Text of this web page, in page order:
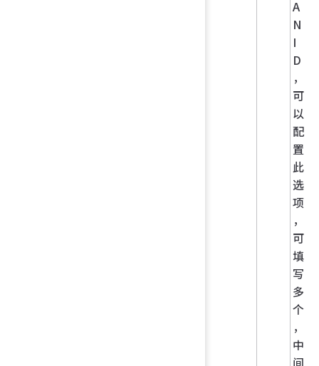
A
N
I
D
，
可
以
配
置
此
选
项
，
可
填
写
多
个
，
中
间